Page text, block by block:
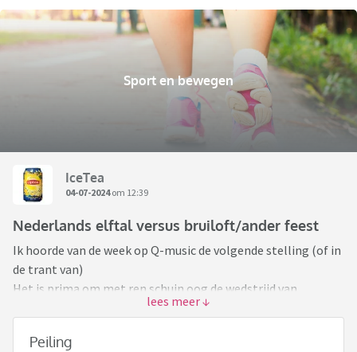
Sport en bewegen
IceTea
04-07-2024om 12:39
Nederlands elftal versus bruiloft/ander feest
Ik hoorde van de week op Q-music de volgende stelling (of in
de trant van)
Het is prima om met ren schuin oog de wedstrijd van
Nederlands elftal op je mobiel te volgen tijdens een
Peiling